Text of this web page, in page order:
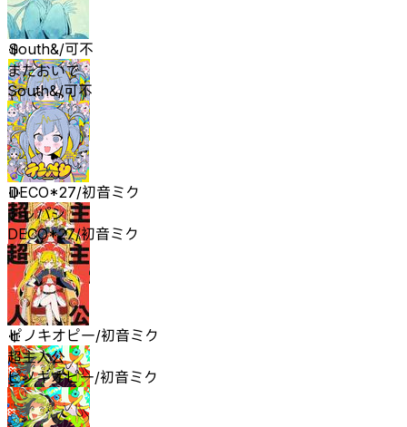
またおいで
South&/可不
テレパシ
DECO*27/初音ミク
超主人公
ピノキオピー/初音ミク
またおいで
South&/可不
テレパシ
DECO*27/初音ミク
超主人公
ピノキオピー/初音ミク